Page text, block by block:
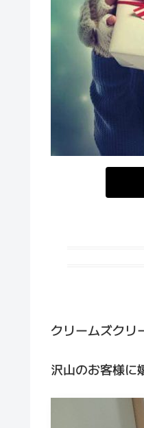
クリームズクリ
沢山のお客様に